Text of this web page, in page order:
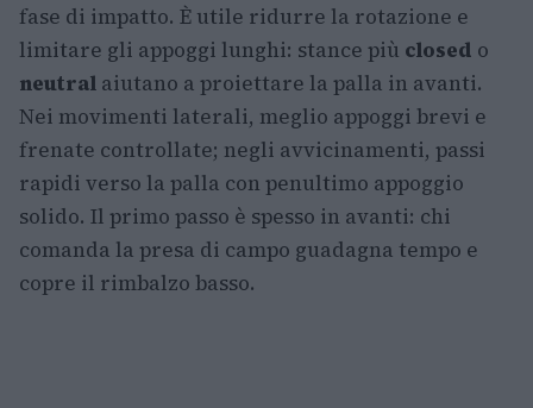
fase di impatto. È utile ridurre la rotazione e
limitare gli appoggi lunghi: stance più closed o
neutral aiutano a proiettare la palla in avanti.
Nei movimenti laterali, meglio appoggi brevi e
frenate controllate; negli avvicinamenti, passi
rapidi verso la palla con penultimo appoggio
solido. Il primo passo è spesso in avanti: chi
comanda la presa di campo guadagna tempo e
copre il rimbalzo basso.